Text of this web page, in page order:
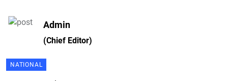
Admin
(Chief Editor)
NATIONAL